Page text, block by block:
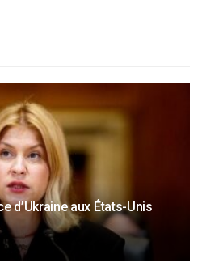
d’Ukraine aux États-Unis